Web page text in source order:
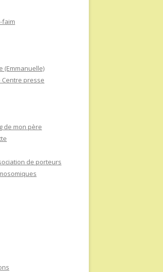
faim
(Emmanuelle)
Centre presse
de mon père
de porteurs